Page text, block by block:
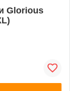
Glorious